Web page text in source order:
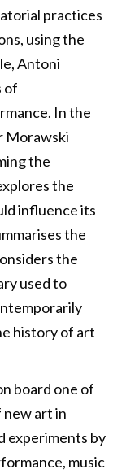
practices
using the
Antoni
of
In the
Morawski
the
the
influence its
the
the
used to
history of art
board one of
art in
experiments by
music